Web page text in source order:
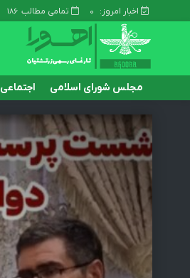
تمامی مطالب 186 اخبار امروز: 0
مجلس شورای اسلامی اجتماعی